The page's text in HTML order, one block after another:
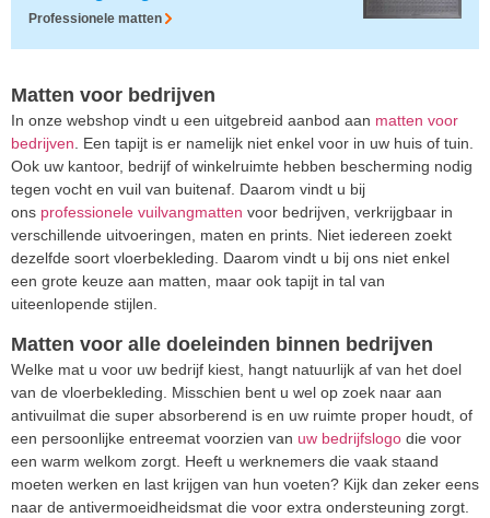
Professionele matten
Matten voor bedrijven
In onze webshop vindt u een uitgebreid aanbod aan matten voor
bedrijven . Een tapijt is er namelijk niet enkel voor in uw huis of tuin.
Ook uw kantoor, bedrijf of winkelruimte hebben bescherming nodig
tegen vocht en vuil van buitenaf. Daarom vindt u bij
ons professionele vuilvangmatten voor bedrijven, verkrijgbaar in
verschillende uitvoeringen, maten en prints. Niet iedereen zoekt
dezelfde soort vloerbekleding. Daarom vindt u bij ons niet enkel
een grote keuze aan matten, maar ook tapijt in tal van
uiteenlopende stijlen.
Matten voor alle doeleinden binnen bedrijven
Welke mat u voor uw bedrijf kiest, hangt natuurlijk af van het doel
van de vloerbekleding. Misschien bent u wel op zoek naar aan
antivuilmat die super absorberend is en uw ruimte proper houdt, of
een persoonlijke entreemat voorzien van uw bedrijfslogo die voor
een warm welkom zorgt. Heeft u werknemers die vaak staand
moeten werken en last krijgen van hun voeten? Kijk dan zeker eens
naar de antivermoeidheidsmat die voor extra ondersteuning zorgt.